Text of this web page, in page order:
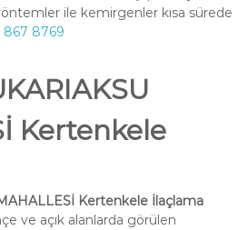
ile kemirgenler kısa sürede
867 8769
Kertenkele
Kertenkele İlaçlama
ve açık alanlarda görülen